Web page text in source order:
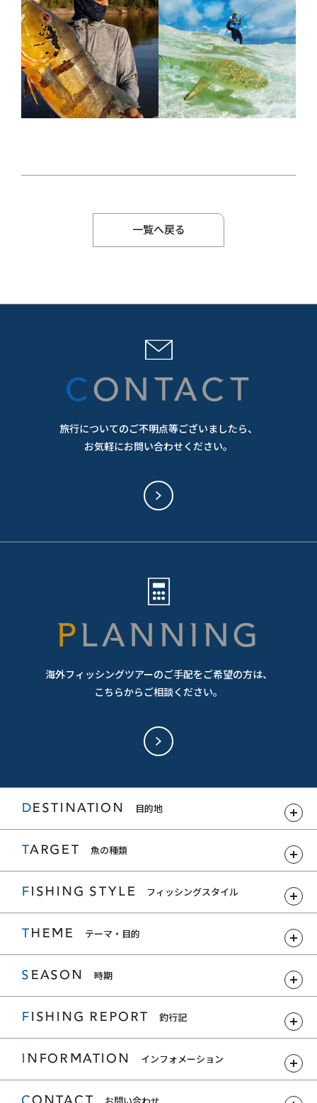
一覧へ戻る
CONTACT
旅行についてのご不明点等ございましたら、
お気軽にお問い合わせください。
PLANNING
海外フィッシングツアーのご手配をご希望の方は、
こちらからご相談ください。
DESTINATION 目的地
TARGET 魚の種類
FISHING STYLE フィッシングスタイル
THEME テーマ・目的
SEASON 時期
FISHING REPORT 釣行記
INFORMATION インフォメーション